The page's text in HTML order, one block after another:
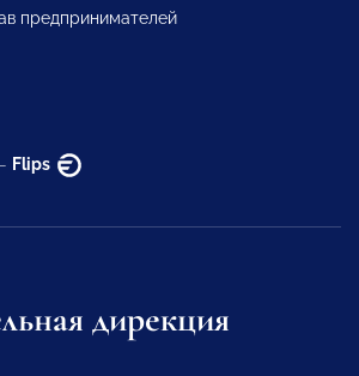
предпринимателей
Flips
дирекция